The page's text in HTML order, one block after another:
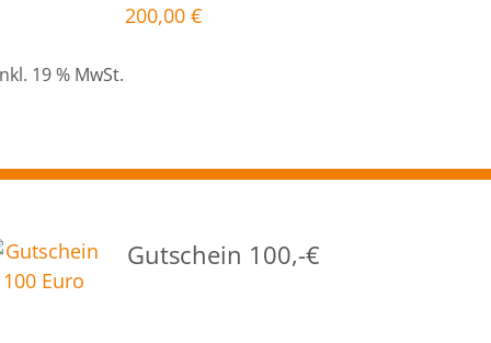
200,00€
19 % MwSt.
Gutschein 100,-€